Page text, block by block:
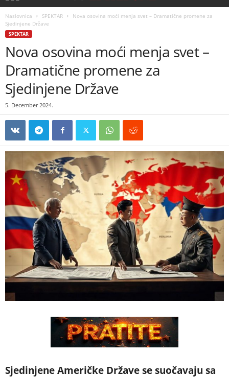
Naslovnica SPEKTAR
Nova osovina moći menja svet – Dramatične promene za
Sjedinjene Države
SPEKTAR
Nova osovina moći menja svet –
Dramatične promene za
Sjedinjene Države
5. December 2024.
Sjedinjene Američke Države se suočavaju sa